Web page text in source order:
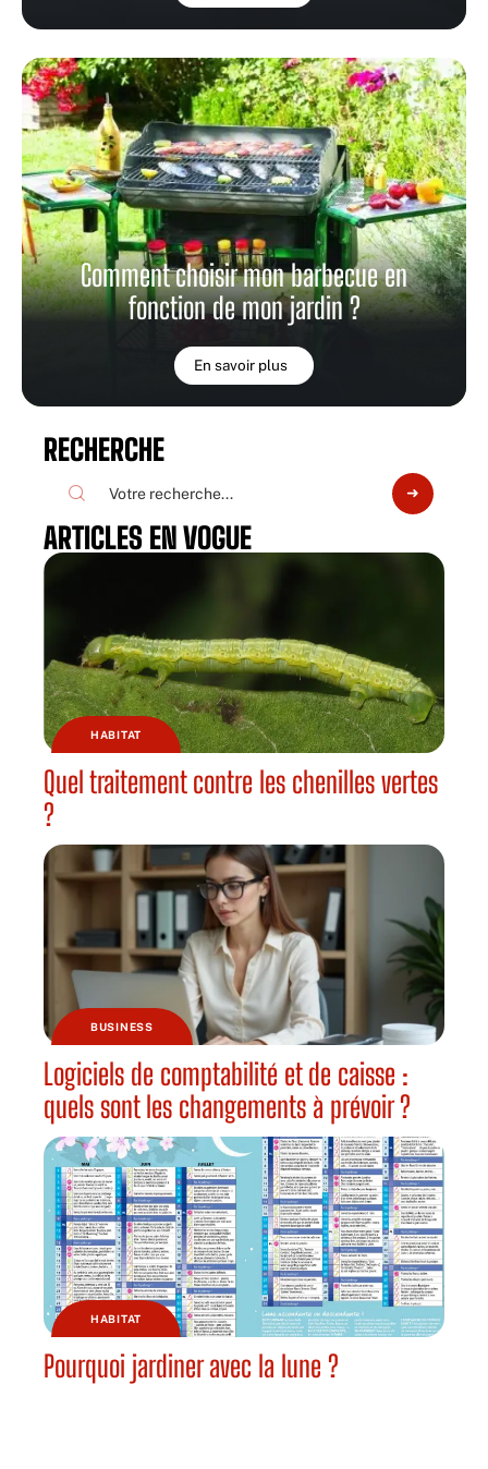
Comment choisir mon barbecue en
fonction de mon jardin ?
En savoir plus
RECHERCHE
ARTICLES EN VOGUE
HABITAT
Quel traitement contre les chenilles vertes
?
BUSINESS
Logiciels de comptabilité et de caisse :
quels sont les changements à prévoir ?
HABITAT
Pourquoi jardiner avec la lune ?